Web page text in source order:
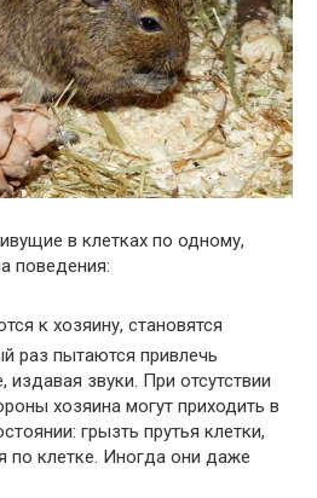
в клетках по одному,
поведения:
к хозяину, становятся
раз пытаются привлечь
издавая звуки. При отсутствии
хозяина могут приходить в
грызть прутья клетки,
по клетке. Иногда они даже